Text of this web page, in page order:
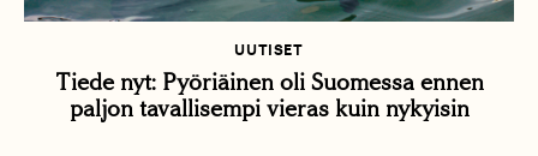
UUTISET
Tiede nyt: Pyöriäinen oli Suomessa ennen
paljon tavallisempi vieras kuin nykyisin